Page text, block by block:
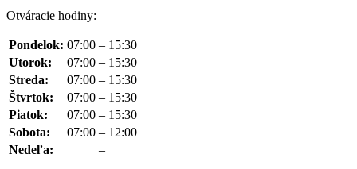
Otváracie hodiny:
Pondelok: 07:00 – 15:30
Utorok:
07:00 – 15:30
Streda:
07:00 – 15:30
Štvrtok:
07:00 – 15:30
Piatok:
07:00 – 15:30
Sobota:
07:00 – 12:00
Nedeľa:
–